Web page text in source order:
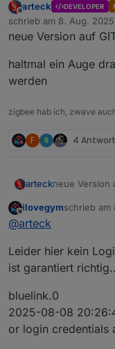
Offline
arteck DEVELOPER
schrieb am 8. Aug.
zuletzt editiert von
neue Version auf
haltmal ein Auge
werden
zigbee hab ich, zwave
F 4
arteckneue Version
haltmal ein
Offline
ilovegymschrieb am
zuletzt
@arteck
Leider hier kein
ist garantiert
bluelink.0
2025-08-08
or login credentials